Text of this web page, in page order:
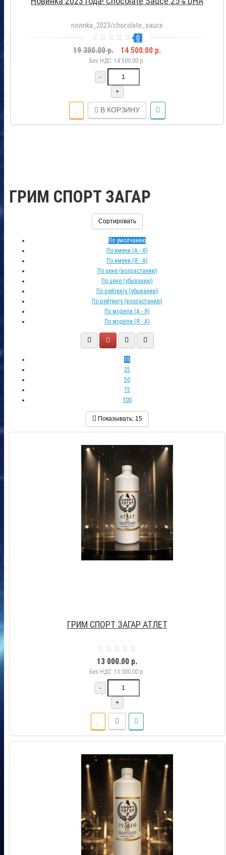
novinka_2023/chocolate_sauce
0
19 300.00 р. 14 500.00 р.
Без НДС: 14 500.00 р.
-
+
В КОРЗИНУ
ГРИМ СПОРТ ЗАГАР
Сортировать
По умолчанию
По имени (A - Я)
По имени (Я - A)
По цене (возрастанию)
По цене (убыванию)
По рейтингу (убыванию)
По рейтингу (возрастанию)
По модели (A - Я)
По модели (Я - A)
15
25
50
75
100
Показывать: 15
ГРИМ СПОРТ ЗАГАР АТЛЕТ
13 000.00 р.
Без НДС: 13 000.00 р.
-
+